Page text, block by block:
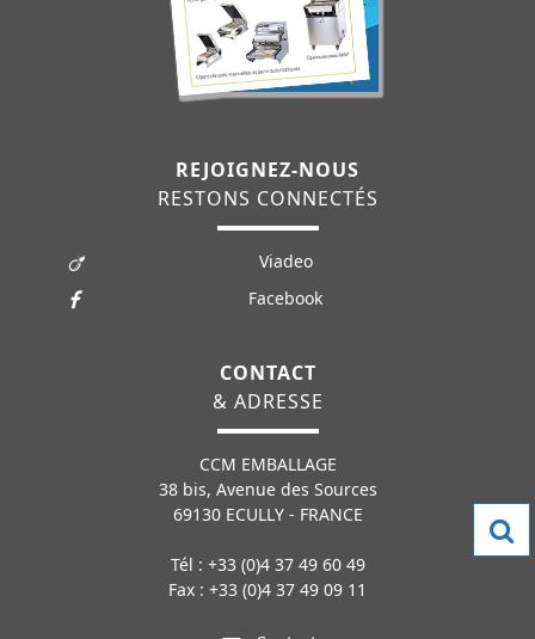
REJOIGNEZ-NOUS
RESTONS CONNECTÉS
Viadeo
Facebook
CONTACT
& ADRESSE
CCM EMBALLAGE
38 bis, Avenue des Sources
69130 ECULLY - FRANCE
Tél : +33 (0)4 37 49 60 49
Fax : +33 (0)4 37 49 09 11